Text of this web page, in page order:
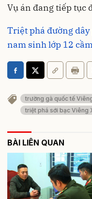
Vụ án đang tiếp tục
Triệt phá đường
nam sinh lớp 12
trường gà quốc tế
triệt phá sới bạc Viêng
BÀI LIÊN QUAN